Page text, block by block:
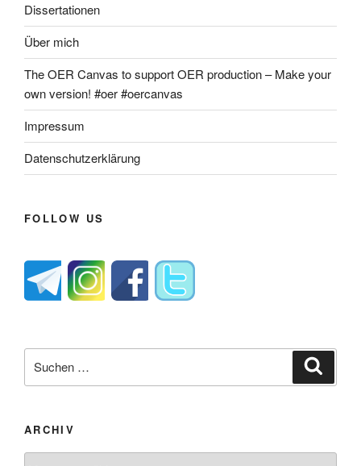
Dissertationen
Über mich
The OER Canvas to support OER production – Make your
own version! #oer #oercanvas
Impressum
Datenschutzerklärung
FOLLOW US
nach:
ARCHIV